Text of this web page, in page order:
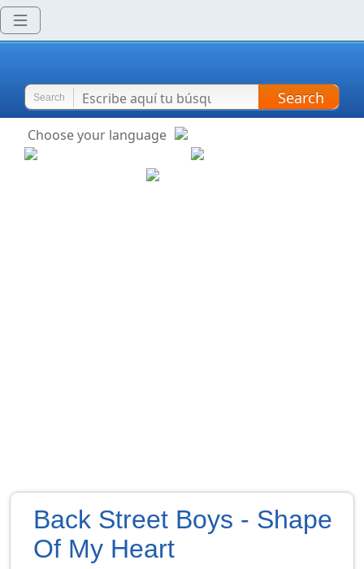
Search Search
Choose your language
Back Street Boys - Shape
Of My Heart